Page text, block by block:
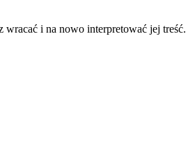
i na nowo interpretować jej treść.